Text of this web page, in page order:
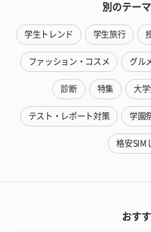
別のテー
学生トレンド 学生旅行
ファッション・コスメ グル
診断 特集 大
テスト・レポート対策 学園
格安SIM
おす